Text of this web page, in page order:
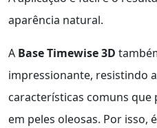
aparência natural.
A Base Timewise 3D
impressionante, resistindo
características comuns
em peles oleosas. Por isso,